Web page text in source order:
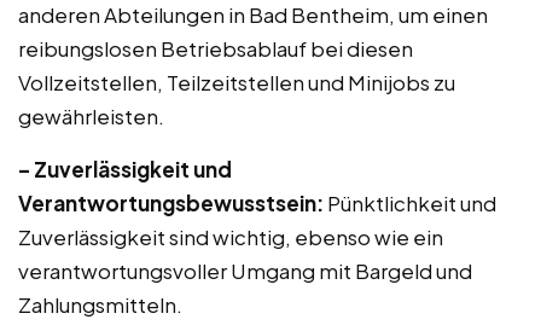
anderen Abteilungen in Bad Bentheim, um einen
reibungslosen Betriebsablauf bei diesen
Vollzeitstellen, Teilzeitstellen und Minijobs zu
gewährleisten.
– Zuverlässigkeit und
Verantwortungsbewusstsein: Pünktlichkeit und
Zuverlässigkeit sind wichtig, ebenso wie ein
verantwortungsvoller Umgang mit Bargeld und
Zahlungsmitteln.